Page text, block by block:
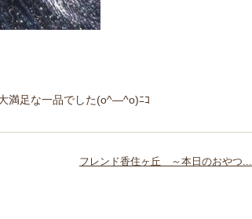
満足な一品でした(o^―^o)ﾆｺ
フレンド香住ヶ丘 ～本日のおやつ...